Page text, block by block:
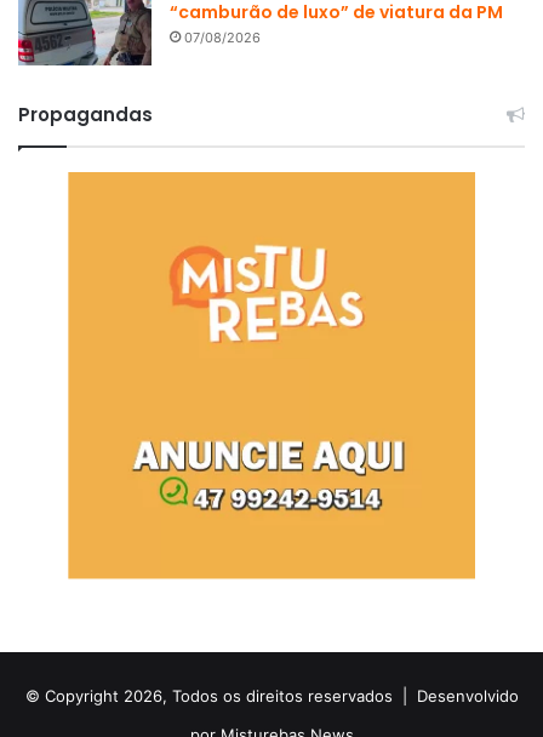
“camburão de luxo” de viatura da PM
07/08/2026
Propagandas
© Copyright 2026, Todos os direitos reservados | Desenvolvido